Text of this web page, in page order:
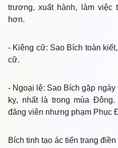
trương, xuất hành, làm việc
hơn.
- Kiêng cữ: Sao Bích toàn
cữ.
- Ngoại lệ: Sao Bích gặp
kỵ, nhất là trong mùa
đăng viên nhưng phạm Phục
Bích tinh tạo ác tiến trang điền